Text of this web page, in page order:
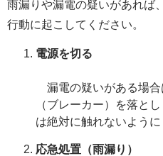
雨漏りや漏電の疑いがあれば
行動に起こしてください。
電源を切る
漏電の疑いがある場合
（ブレーカー）を落と
は絶対に触れないように
応急処置（雨漏り）